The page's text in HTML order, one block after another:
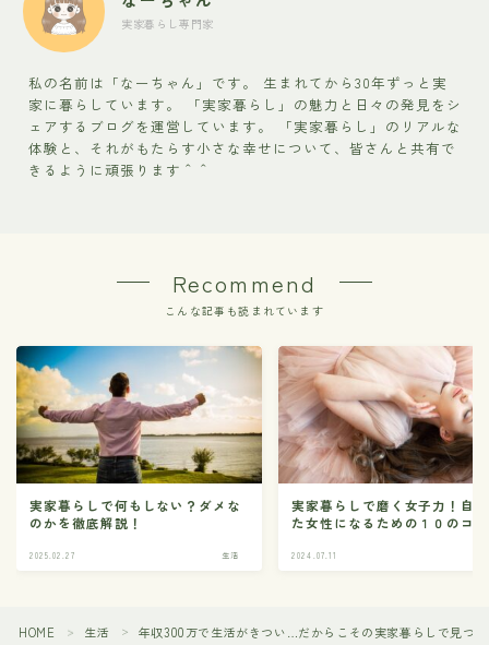
実家暮らし専門家
私の名前は「なーちゃん」です。 生まれてから30年ずっと実
家に暮らしています。 「実家暮らし」の魅力と日々の発見をシ
ェアするブログを運営しています。 「実家暮らし」のリアルな
体験と、それがもたらす小さな幸せについて、皆さんと共有で
きるように頑張ります＾＾
Recommend
こんな記事も読まれています
実家暮らしで何もしない？ダメな
のかを徹底解説！
2025.02.27 生活
実家暮らしで磨く女子力！自
た女性になるための１０のコツ
2024.07.11
HOME ＞ 生活 ＞ 年収300万で生活がきつい…だからこその実家暮らしで見つ